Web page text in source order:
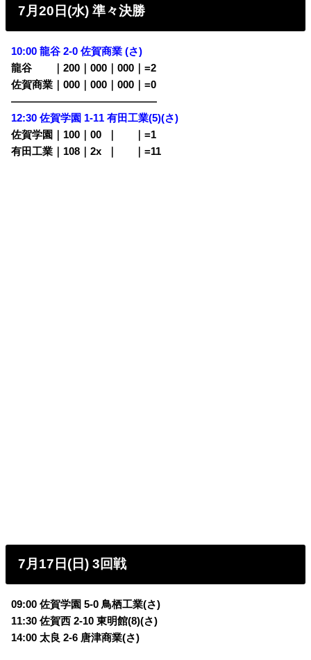
7月20日(水) 準々決勝
10:00 龍谷 2-0 佐賀商業 (さ)
龍谷
｜200｜000｜000｜=2
佐賀商業｜000｜000｜000｜=0
——————————————
12:30 佐賀学園 1-11 有田工業(5)(さ)
佐賀学園｜100｜00
｜=1
有田工業｜108｜2x
｜=11
7月17日(日) 3回戦
09:00 佐賀学園 5-0 鳥栖工業(さ)
11:30 佐賀西 2-10 東明館(8)(さ)
14:00 太良 2-6 唐津商業(さ)